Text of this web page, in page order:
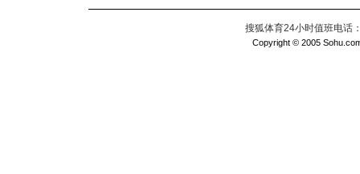
搜狐体育24小时值班电话
Copyright © 2005